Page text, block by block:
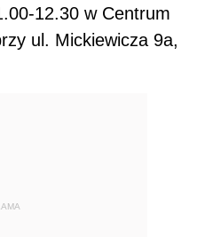
12.30 w Centrum
ul. Mickiewicza 9a,